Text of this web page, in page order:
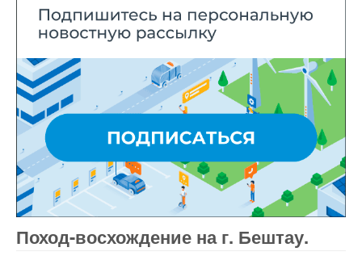
Шаблоны для Joomla 3здесь
Поход-восхождение на г. Бештау.